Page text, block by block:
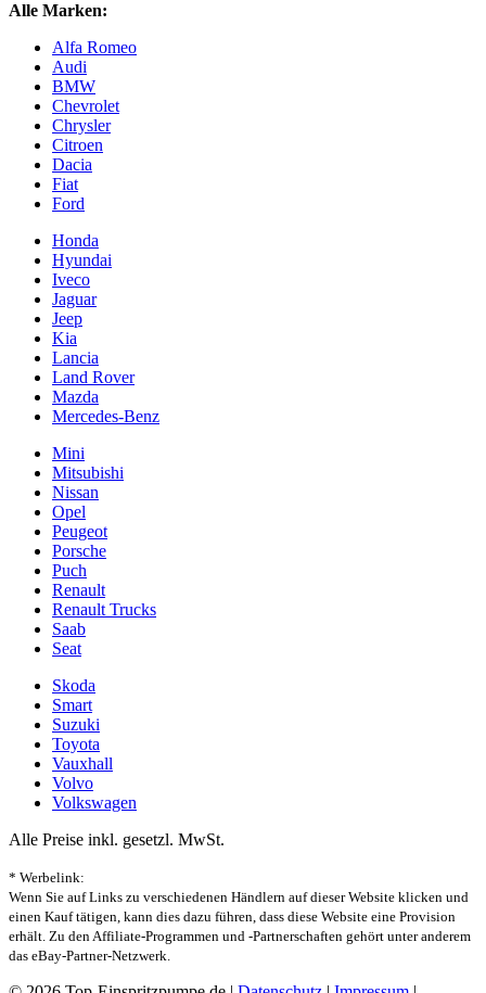
Alle Marken:
Alfa Romeo
Audi
BMW
Chevrolet
Chrysler
Citroen
Dacia
Fiat
Ford
Honda
Hyundai
Iveco
Jaguar
Jeep
Kia
Lancia
Land Rover
Mazda
Mercedes-Benz
Mini
Mitsubishi
Nissan
Opel
Peugeot
Porsche
Puch
Renault
Renault Trucks
Saab
Seat
Skoda
Smart
Suzuki
Toyota
Vauxhall
Volvo
Volkswagen
Alle Preise inkl. gesetzl. MwSt.
* Werbelink:
Wenn Sie auf Links zu verschiedenen Händlern auf dieser Website klicken und
einen Kauf tätigen, kann dies dazu führen, dass diese Website eine Provision
erhält. Zu den Affiliate-Programmen und -Partnerschaften gehört unter anderem
das eBay-Partner-Netzwerk.